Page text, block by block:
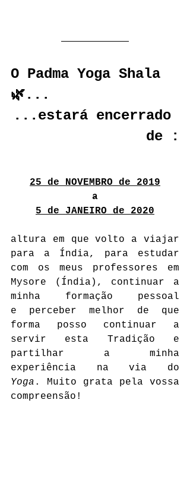
O Padma Yoga Shala
🌿...
...estará encerrado
de :
25 de NOVEMBRO de 2019
a
5 de JANEIRO de 2020
altura em que volto a viajar
para a Índia, para estudar
com os meus professores em
Mysore (Índia), continuar a
minha formação pessoal
e perceber melhor de que
forma posso continuar a
servir esta Tradição e
partilhar a minha
Yoga . Muito grata pela vossa
compreensão!